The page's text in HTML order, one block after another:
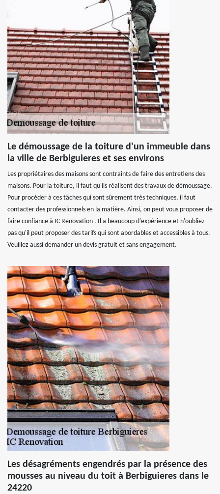
Le démoussage de la toiture d'un immeuble dans
la ville de Berbiguieres et ses environs
Les propriétaires des maisons sont contraints de faire des entretiens des
maisons. Pour la toiture, il faut qu'ils réalisent des travaux de démoussage.
Pour procéder à ces tâches qui sont sûrement très techniques, il faut
contacter des professionnels en la matière. Ainsi, on peut vous proposer de
faire confiance à IC Renovation . Il a beaucoup d'expérience et n'oubliez
pas qu'il peut proposer des tarifs qui sont abordables et accessibles à tous.
Veuillez aussi demander un devis gratuit et sans engagement.
Les désagréments engendrés par la présence des
mousses au niveau du toit à Berbiguieres dans le
24220